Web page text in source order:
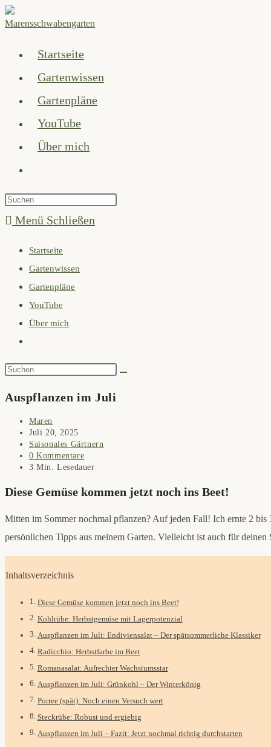
Zum
Inhalt
Startseite
Gartenwissen
Gartenpläne
YouTube
Über mich
Suche
umschalten
Menü Schließen
Startseite
Gartenwissen
Gartenpläne
YouTube
Über mich
umschalten
Diese
durchsuchen
Auspflanzen im Juli
Beitrags-
Autor:
Maren
Beitrag
veröffentlicht:
Juli 20, 2025
Beitrags-
Kategorie:
Saisonales Gärtnern
Beitrags-
Kommentare:
0 Kommentare
Lesedauer:
3 Min. Lesedauer
Diese Gemüse kommen jetzt noch ins Beet!
Mitten im Sommer nochmal pflanzen? Auf jeden Fall! Ich ernte 2
persönlichen Tipps aus meinem Garten. Vielleicht ist auch für
Inhaltsverzeichnis
Diese Gemüse kommen jetzt noch ins Beet!
Kohlrübe: Herbstgemüse mit Lagerpotenzial
Auspflanzen im Juli: Endiviensalat – Der spätsommerliche Klassiker
Radicchio: Herbstfarbe im Beet
Romanasalat: Aufrechter Wachstumsstar
Auspflanzen im Juli: Grünkohl – Der Winterkönig
Porree (spät): Noch einen Versuch wert
Steckrübe: Robust und ergiebig
Auspflanzen im Juli – Fazit: Jetzt nochmal richtig durchstarten